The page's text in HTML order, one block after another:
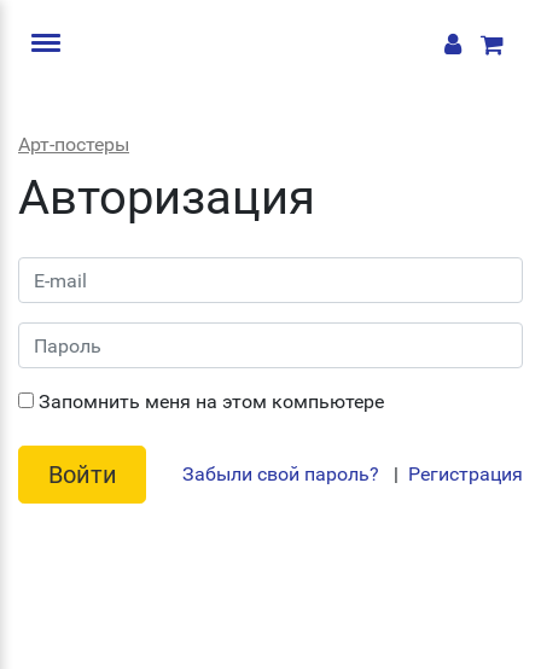
Арт-постеры
Авторизация
Запомнить меня на этом компьютере
Забыли свой пароль? | Регистрация